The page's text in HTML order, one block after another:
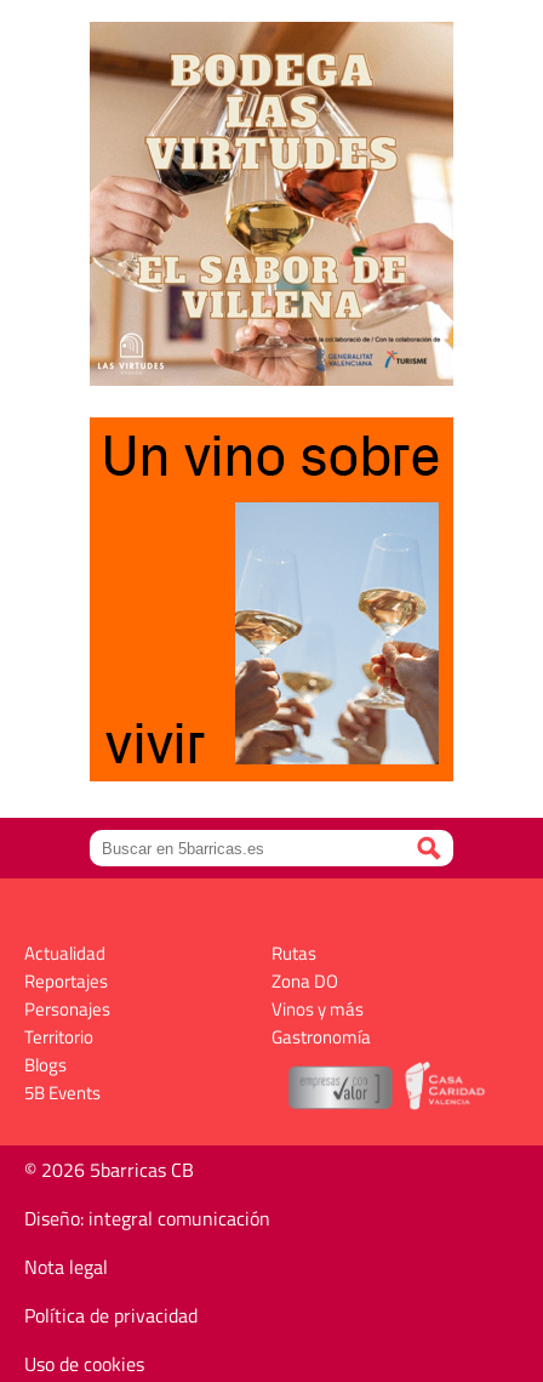
Actualidad
Reportajes
Personajes
Territorio
Rutas
Zona DO
Vinos y más
Gastronomía
Blogs
5B Events
© 2026 5barricas CB
Diseño: integral comunicación
Nota legal
Política de privacidad
Uso de cookies